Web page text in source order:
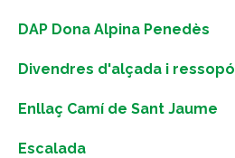
DAP Dona Alpina Penedès
Divendres d'alçada i ressopó
Enllaç Camí de Sant Jaume
Escalada